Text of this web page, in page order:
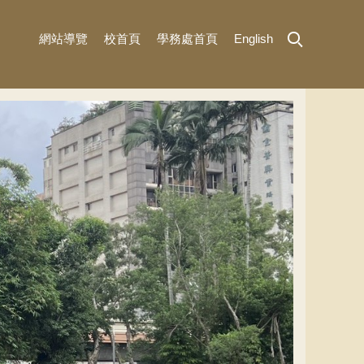
網站導覽 校首頁 學務處首頁 English